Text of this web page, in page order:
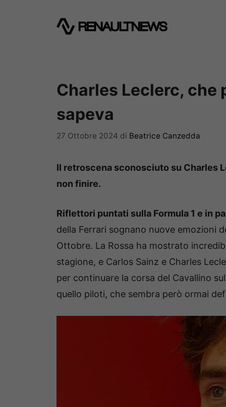
Charles Leclerc, che
sapeva
27 Ottobre 2024 di Beatrice Canzedda
Il retroscena sconosciuto su Charles
non finire.
Riflettori puntati sulla Formula 1 e in
della Ferrari sognano nuove emozioni
Ottobre. La Rossa ha mostrato
stagione, e Carlos Sainz e Charles
per continuare la corsa del Cavallino
quello piloti, che sembra però ormai